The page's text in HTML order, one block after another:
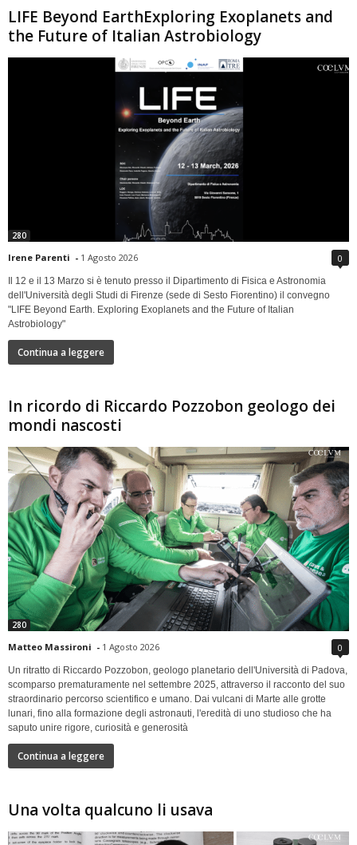
LIFE Beyond EarthExploring Exoplanets and
the Future of Italian Astrobiology
280
Irene Parenti - 1 Agosto 2026 0
Il 12 e il 13 Marzo si è tenuto presso il Dipartimento di Fisica e Astronomia
dell'Università degli Studi di Firenze (sede di Sesto Fiorentino) il convegno
"LIFE Beyond Earth. Exploring Exoplanets and the Future of Italian
Astrobiology"
Continua a leggere
In ricordo di Riccardo Pozzobon geologo dei
mondi nascosti
280
Matteo Massironi - 1 Agosto 2026 0
Un ritratto di Riccardo Pozzobon, geologo planetario dell'Università di Padova,
scomparso prematuramente nel settembre 2025, attraverso il racconto del suo
straordinario percorso scientifico e umano. Dai vulcani di Marte alle grotte
lunari, fino alla formazione degli astronauti, l'eredità di uno studioso che ha
saputo unire rigore, curiosità e generosità
Continua a leggere
Una volta qualcuno li usava